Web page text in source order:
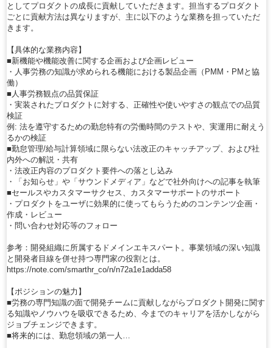
としてプロダクトの成長に貢献していただきます。担当するプロダクト
ごとに貢献方法は異なりますが、主に以下のような業務を担っていただ
きます。
【具体的な業務内容】
■新機能や機能改善に関する企画および企画レビュー
・人事労務の知識が求められる機能における製品企画（PMM・PMと協
働）
■人事労務観点の品質保証
・実装されたプロダクトに対する、正確性や使いやすさの観点での品質
検証
例: 法を遵守するための勤怠特有の労働時間のテストや、実運用に耐えう
るかの検証
■勤怠管理/給与計算領域に限らない法改正のキャッチアップ、および社
内外への解説・共有
・法改正内容のプロダクト要件への落とし込み
・「お知らせ」や「サウンドメディア」などで社外向けへの記事を執筆
■セールスやカスタマーサクセス、カスタマーサポートのサポート
・プロダクトをユーザに効果的に使ってもらうためのコンテンツ企画・
作成・レビュー
・問い合わせ対応等のフォロー
参考：開発組織に所属するドメインエキスパート。事業領域の深い知識
と開発者目線を併せ持つ専門家の役割とは。
https://note.com/smarthr_co/n/n72a1e1adda58
【ポジションの魅力】
■労務の専門知識の面で開発チームに貢献しながらプロダクト開発に関す
る知識やノウハウを吸収できるため、今までのキャリアを活かしながら
ジョブチェンジできます。
■将来的には、勤怠領域の第一人…